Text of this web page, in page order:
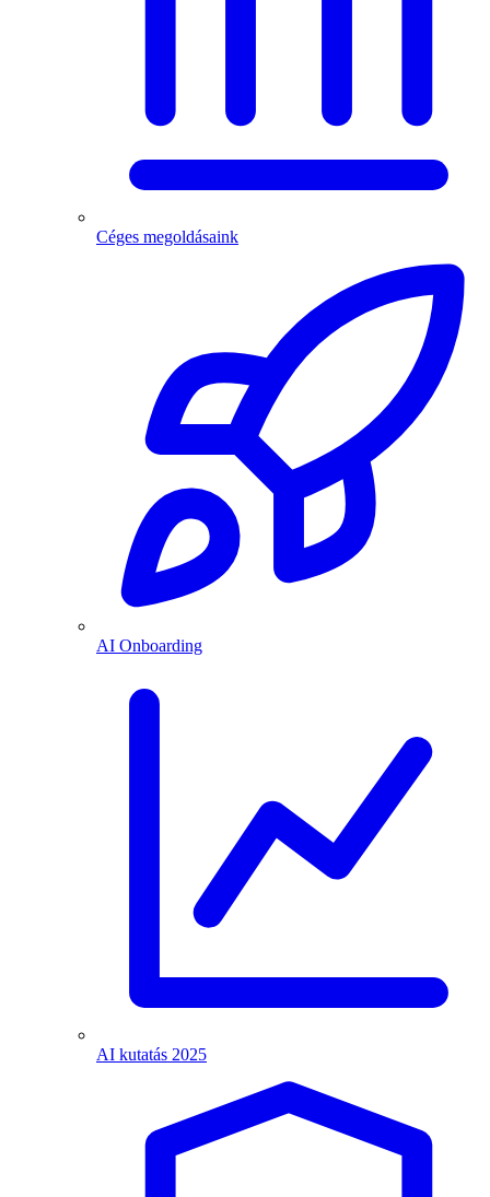
Céges megoldásaink
AI Onboarding
AI kutatás 2025